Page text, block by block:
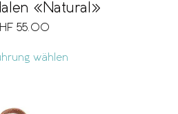
«Natural»
55.00
wählen